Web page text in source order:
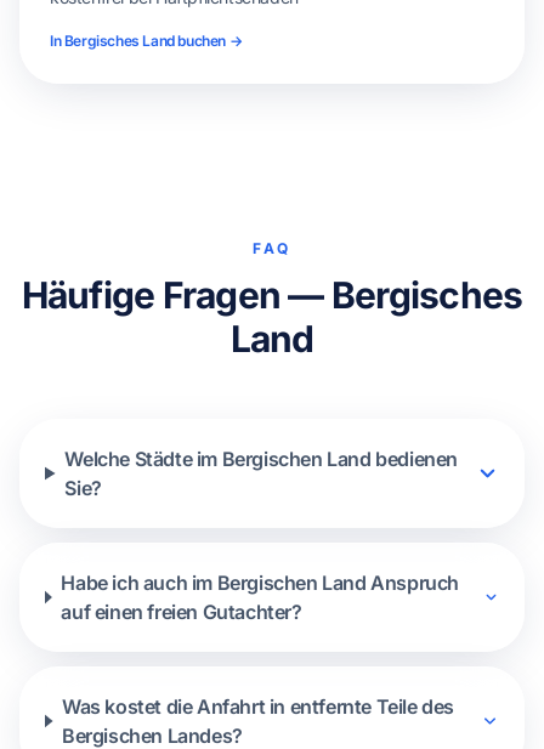
In Bergisches Land buchen →
FAQ
Häufige Fragen — Bergisches
Land
Welche Städte im Bergischen Land bedienen
Sie?
Habe ich auch im Bergischen Land Anspruch
auf einen freien Gutachter?
Was kostet die Anfahrt in entfernte Teile des
Bergischen Landes?